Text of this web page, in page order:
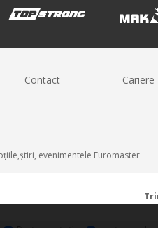
Contact Cariere
evenimentele Euromaster